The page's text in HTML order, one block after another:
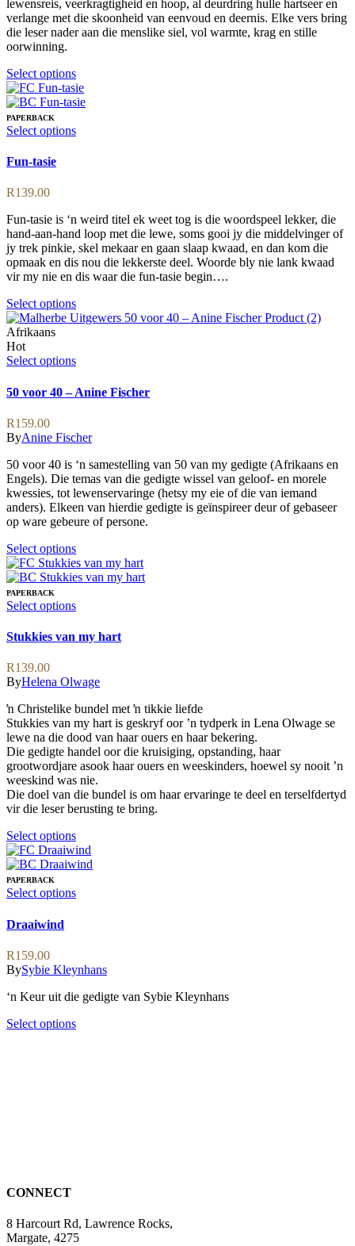
the
product
lewensreis, veerkragtigheid en hoop, al deurdring hulle hartseer en
verlange met die skoonheid van eenvoud en deernis. Elke vers bring
die leser nader aan die menslike siel, vol warmte, krag en stille
oorwinning.
Select optionsThis
product
has
variants.
on
the
product
page
PAPERBACK
Select optionsThis
options
may
be
chosen
on
product
page
Fun-tasie
R139.00
Fun-tasie is ‘n weird titel ek weet tog is die woordspeel lekker, die
hand-aan-hand loop met die lewe, soms gooi jy die middelvinger of
jy trek pinkie, skel mekaar en gaan slaap kwaad, en dan kom die
opmaak en dis nou die lekkerste deel. Woorde bly nie lank kwaad
vir my nie en dis waar die fun-tasie begin….
Select optionsThis
product
variants.
options
may
chosen
on
the
product
page
Afrikaans
Hot
Select optionsThis
has
multiple
The
options
may
be
chosen
on
the
product
page
50 voor 40 – Anine Fischer
R159.00
ByAnine Fischer
50 voor 40 is ‘n samestelling van 50 van my gedigte (Afrikaans en
Engels). Die temas van die gedigte wissel van geloof- en morele
kwessies, tot lewenservaringe (hetsy my eie of die van iemand
anders). Elkeen van hierdie gedigte is geïnspireer deur of gebaseer
op ware gebeure of persone.
Select optionsThis
product
has
variants.
options
may
chosen
on
the
product
page
PAPERBACK
Select optionsThis
has
multiple
The
options
may
be
chosen
on
the
product
page
Stukkies van my hart
R139.00
ByHelena Olwage
ŉ Christelike bundel met ŉ tikkie liefde
Stukkies van my hart is geskryf oor ’n tydperk in Lena Olwage se
lewe na die dood van haar ouers en haar bekering.
Die gedigte handel oor die kruisiging, opstanding, haar
grootwordjare asook haar ouers en weeskinders, hoewel sy nooit ’n
weeskind was nie.
Die doel van die bundel is om haar ervaringe te deel en terselfdertyd
vir die leser berusting te bring.
Select optionsThis
product
has
variants.
chosen
on
the
product
page
PAPERBACK
Select optionsThis
The
options
may
be
chosen
Draaiwind
R159.00
BySybie Kleynhans
‘n Keur uit die gedigte van Sybie Kleynhans
Select optionsThis
CONNECT
8 Harcourt Rd, Lawrence Rocks,
Margate, 4275